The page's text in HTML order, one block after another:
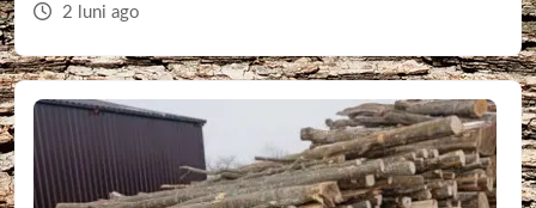
2 luni ago